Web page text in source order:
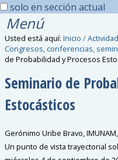
solo en sección actual
Menú
Usted está aquí: Inicio /
Congresos, conferencias,
de Probabilidad y Procesos
Seminario de
Estocásticos
Gerónimo Uribe Bravo, IMUNAM,
Un punto de vista trayectorial